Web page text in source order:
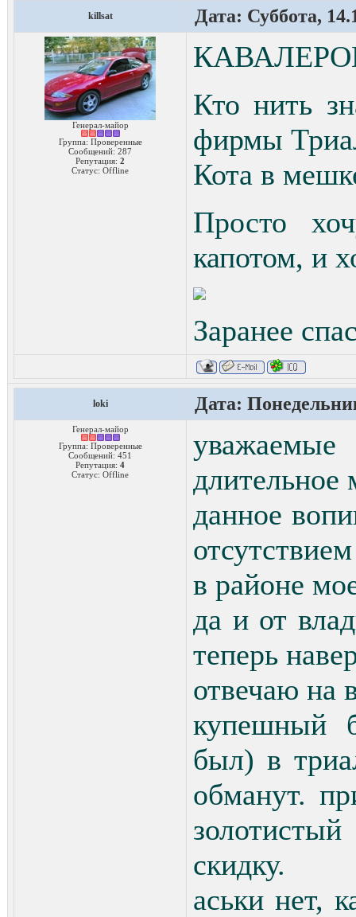
killsat Дата: Суббота,
Генерал-майор
Группа: Проверенные
Сообщений: 287
Репутация: 2
Статус: Offline
Кто нить
фирмы
Кота в
Просто
капотом, и
Заранее
loki Дата:
Генерал-майор
Группа: Проверенные
Сообщений: 451
Репутация: 4
Статус: Offline
уважаемые
длительное
данное
в районе
да и от
теперь
отвечаю на
купешный
был) в
обманут.
скидку.
аськи нет,